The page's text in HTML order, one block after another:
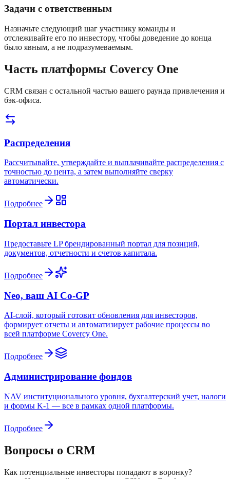
Задачи с ответственным
Назначьте следующий шаг участнику команды и
отслеживайте его по инвестору, чтобы доведение до конца
было явным, а не подразумеваемым.
Часть платформы Covercy One
CRM связан с остальной частью вашего раунда привлечения и
бэк-офиса.
Распределения
Рассчитывайте, утверждайте и выплачивайте распределения с
точностью до цента, а затем выполняйте сверку
автоматически.
Подробнее
Портал инвестора
Предоставьте LP брендированный портал для позиций,
документов, отчетности и счетов капитала.
Подробнее
Neo, ваш AI Co-GP
AI-слой, который готовит обновления для инвесторов,
формирует отчеты и автоматизирует рабочие процессы во
всей платформе Covercy One.
Подробнее
Администрирование фондов
NAV институционального уровня, бухгалтерский учет, налоги
и формы K-1 — все в рамках одной платформы.
Подробнее
Вопросы о CRM
Как потенциальные инвесторы попадают в воронку?